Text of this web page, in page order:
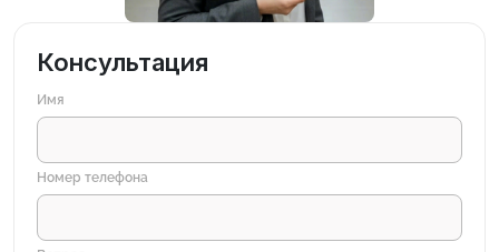
Консультация
Имя
Номер телефона